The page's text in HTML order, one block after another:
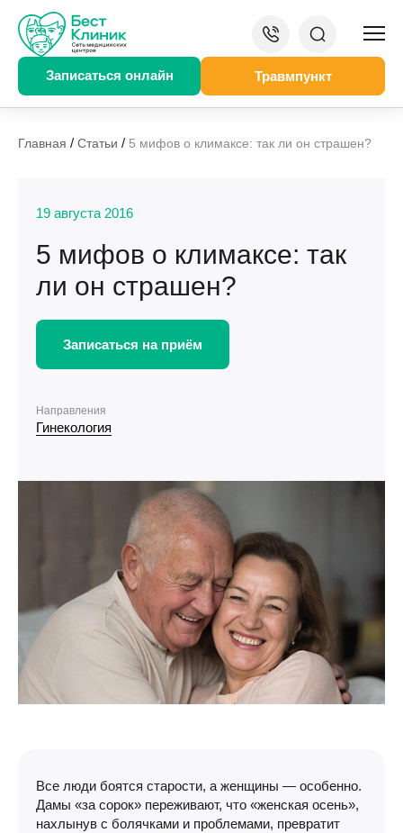
Записаться онлайн Травмпункт
Главная / Статьи / 5 мифов о климаксе: так ли он страшен?
19 августа 2016
5 мифов о климаксе: так
ли он страшен?
Записаться на приём
Направления
Гинекология
Все люди боятся старости, а женщины — особенно.
Дамы «за сорок» переживают, что «женская осень»,
нахлынув с болячками и проблемами, превратит